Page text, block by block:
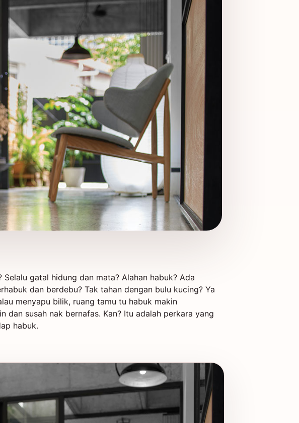
gatal hidung dan mata? Alahan habuk? Ada
dan berdebu? Tak tahan dengan bulu kucing? Ya
menyapu bilik, ruang tamu tu habuk makin
dan susah nak bernafas. Kan? Itu adalah perkara yang
habuk.